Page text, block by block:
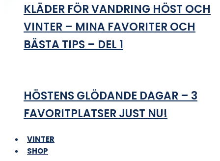
KLÄDER FÖR VANDRING HÖST OCH
VINTER – MINA FAVORITER OCH
BÄSTA TIPS – DEL 1
HÖSTENS GLÖDANDE DAGAR – 3
FAVORITPLATSER JUST NU!
VINTER
SHOP